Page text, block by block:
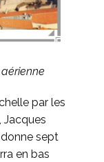
par les
Jacques
sept
en bas